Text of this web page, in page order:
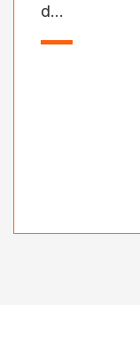
d...